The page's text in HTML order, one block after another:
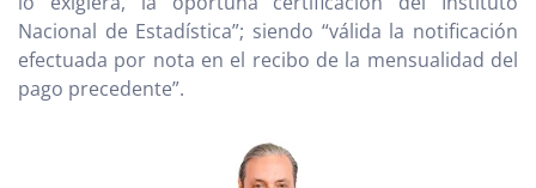
Nacional de Estadística”; siendo “válida la notificación
efectuada por nota en el recibo de la mensualidad del
pago precedente”.